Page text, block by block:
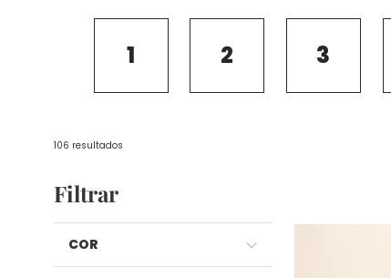
1 2 3
106 resultados
Filtrar
COR